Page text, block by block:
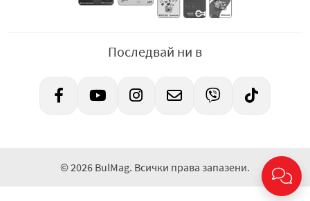
Последвай ни в
© 2026 BulMag. Всички права запазени.